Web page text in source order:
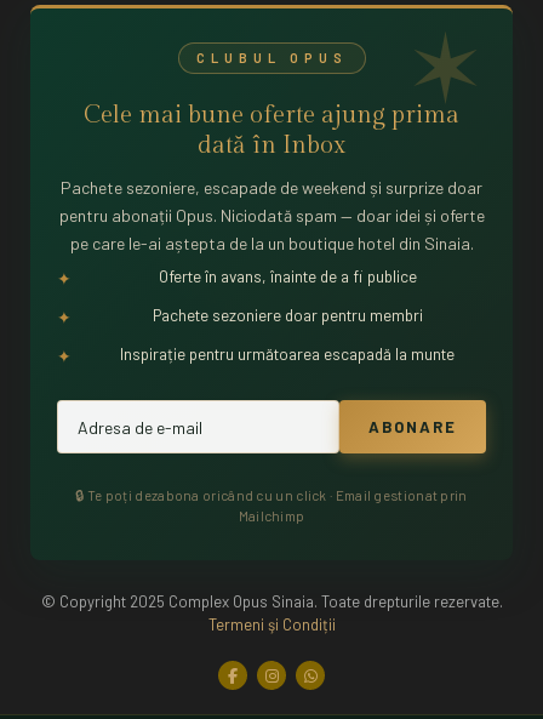
CLUBUL OPUS
Cele mai bune oferte ajung prima
dată în Inbox
Pachete sezoniere, escapade de weekend și surprize doar
pentru abonații Opus. Niciodată spam — doar idei și oferte
pe care le-ai aștepta de la un boutique hotel din Sinaia.
✦
Oferte în avans, înainte de a fi publice
✦
Pachete sezoniere doar pentru membri
✦
Inspirație pentru următoarea escapadă la munte
🔒 Te poți dezabona oricând cu un click · Email gestionat prin
Mailchimp
© Copyright 2025 Complex Opus Sinaia. Toate drepturile rezervate.
Termeni şi Condiții